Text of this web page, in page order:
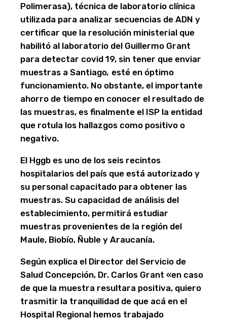
Polimerasa), técnica de laboratorio clínica
utilizada para analizar secuencias de ADN y
certificar que la resolución ministerial que
habilitó al laboratorio del Guillermo Grant
para detectar covid 19, sin tener que enviar
muestras a Santiago, esté en óptimo
funcionamiento. No obstante, el importante
ahorro de tiempo en conocer el resultado de
las muestras, es finalmente el ISP la entidad
que rotula los hallazgos como positivo o
negativo.
El Hggb es uno de los seis recintos
hospitalarios del país que está autorizado y
su personal capacitado para obtener las
muestras. Su capacidad de análisis del
establecimiento, permitirá estudiar
muestras provenientes de la región del
Maule, Biobío, Ñuble y Araucanía.
Según explica el Director del Servicio de
Salud Concepción, Dr. Carlos Grant «en caso
de que la muestra resultara positiva, quiero
trasmitir la tranquilidad de que acá en el
Hospital Regional hemos trabajado